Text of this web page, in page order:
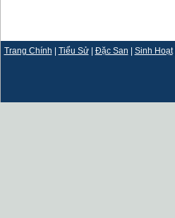
Trang Chính Tiểu Sử| Đặc San Sinh Hoạt|